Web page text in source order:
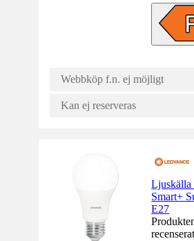
Webbköp f.n. ej möjligt
Kan ej reserveras
Smart+
E27